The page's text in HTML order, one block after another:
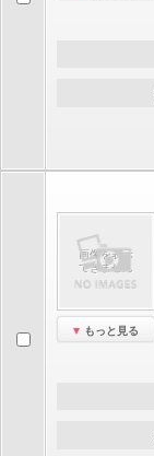
もっと見る